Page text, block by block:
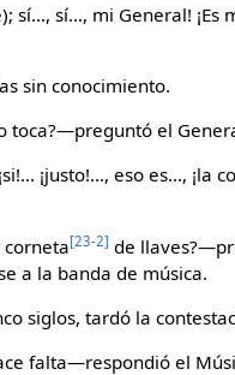
sí..., sí..., mi General! ¡Es
sin conocimiento.
toca?—preguntó el
¡justo!..., eso es..., ¡la
[23-2] de
a la banda de música.
siglos, tardó la
falta—respondió el